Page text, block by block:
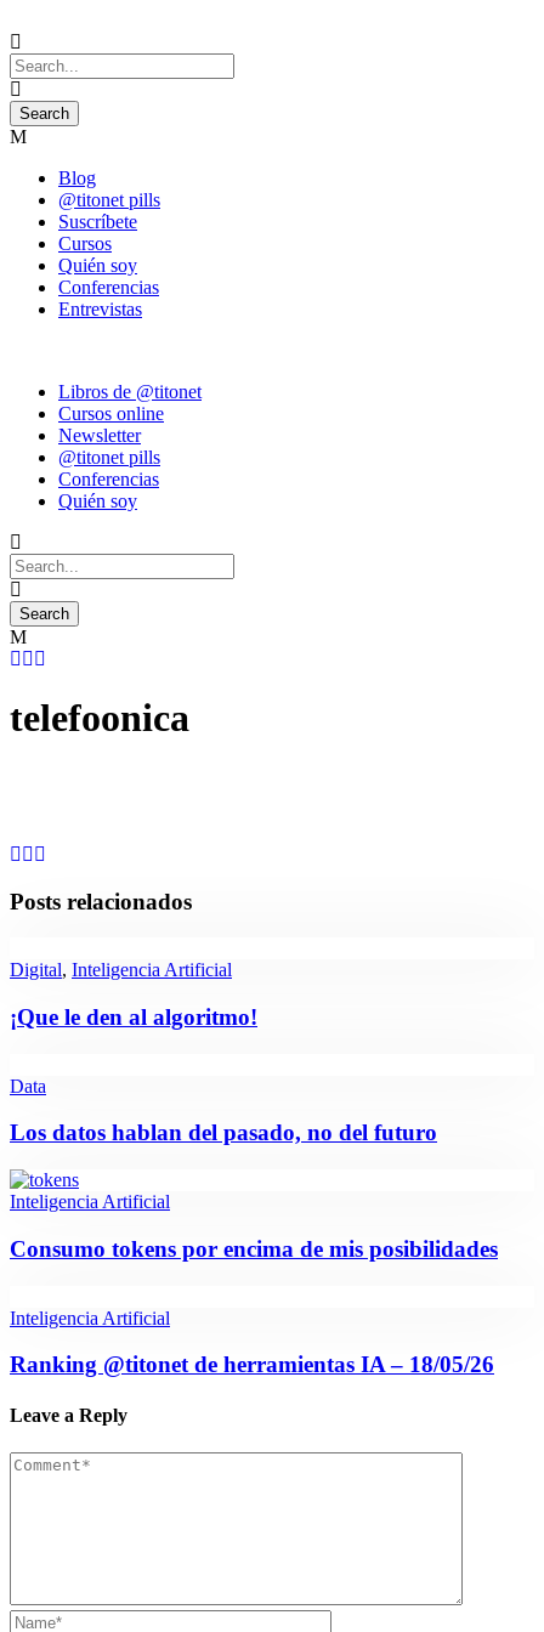
Blog
@titonet pills
Suscríbete
Cursos
Quién soy
Conferencias
Entrevistas
Libros de @titonet
Cursos online
Newsletter
@titonet pills
Conferencias
Quién soy
telefoonica
Posts relacionados
Digital, Inteligencia Artificial
¡Que le den al algoritmo!
Data
Los datos hablan del pasado, no del futuro
Inteligencia Artificial
Consumo tokens por encima de mis posibilidades
Inteligencia Artificial
Ranking @titonet de herramientas IA – 18/05/26
Leave a Reply